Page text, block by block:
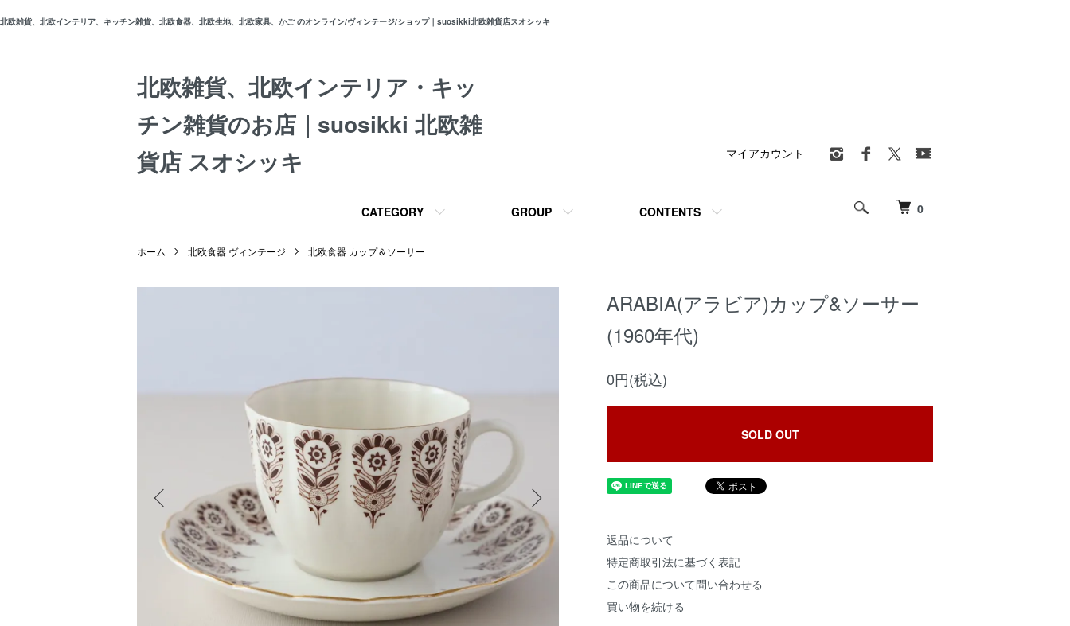
北欧雑貨、北欧インテリア、キッチン雑貨、北欧食器、北欧生地、北欧家具、かご のオンライン/ヴィンテージ/ショップ｜suosikki北欧雑貨店スオシッキ
北欧雑貨、北欧インテリア・キッ
チン雑貨のお店｜suosikki 北欧雑
貨店 スオシッキ
0
CATEGORY GROUP CONTENTS
マイアカウント
ホーム 北欧食器 ヴィンテージ 北欧食器 カップ＆ソーサー
ARABIA(アラビア)カップ&ソーサー
(1960年代)
0円(税込)
SOLD OUT
返品について
特定商取引法に基づく表記
この商品について問い合わせる
買い物を続ける